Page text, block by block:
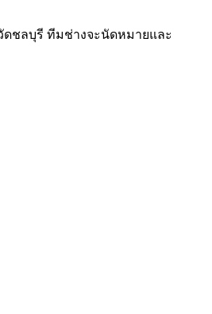
ดชลบุรี ทีมช่างจะนัดหมายและ